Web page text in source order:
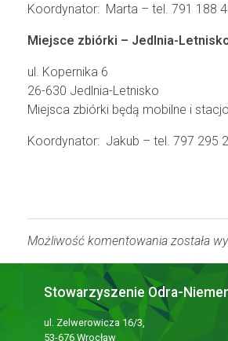
Koordynator: Marta – tel. 791 188
Miejsce zbiórki – Jedlnia-
ul. Kopernika 6
26-630 Jedlnia-Letnisko
Miejsca zbiórki będą mobilne i
Koordynator: Jakub – tel. 797 295
Możliwość komentowania została
Stowarzyszenie Odra-
ul. Zelwerowicza 16/3,
53-676 Wrocław